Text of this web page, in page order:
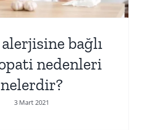
bağlı
nedenleri
nelerdir?
3 Mart 2021